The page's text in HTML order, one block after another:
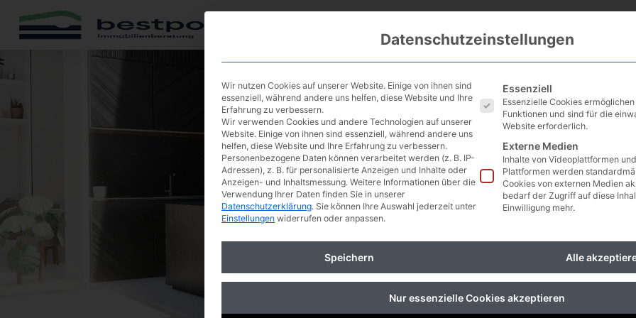
Inhalt
springen
Penthouse mieten
Datenschutzeinstellungen
Wir nutzen Cookies auf unserer Website. Einige von ihnen sind
essenziell, während andere uns helfen, diese Website und Ihre
Erfahrung zu verbessern.
Wir verwenden Cookies und andere Technologien auf unserer
Website. Einige von ihnen sind essenziell, während andere uns
helfen, diese Website und Ihre Erfahrung zu verbessern.
Personenbezogene Daten können verarbeitet werden (z. B. IP-
Adressen), z. B. für personalisierte Anzeigen und Inhalte oder
Anzeigen- und Inhaltsmessung. Weitere Informationen über die
Verwendung Ihrer Daten finden Sie in unserer
Datenschutzerklärung. Sie können Ihre Auswahl jederzeit unter
Einstellungen widerrufen oder anpassen.
Es folgt eine Liste der
Essenziell
Essenzielle Cookies
Funktionen und sind für die
Website erforderlich.
Externe Medien
Inhalte von Videoplattformen
Plattformen werden
Cookies von externen Medien
bedarf der Zugriff auf diese
Einwilligung mehr.
Speichern Alle
Nur essenzielle Cookies akzeptieren